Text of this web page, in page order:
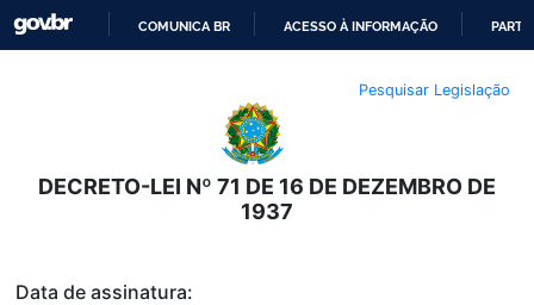
O
CONTEÚDO
COMUNICA BR ACESSO À INFORMAÇÃO
Pesquisar Legislação
DECRETO-LEI Nº 71 DE 16 DE DEZEMBRO DE
1937
Data de assinatura: